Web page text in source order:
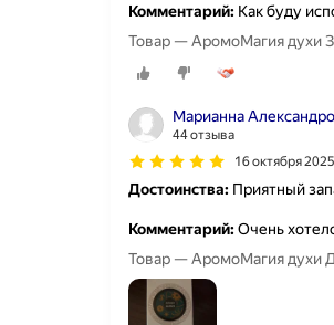
Комментарий: Как буду
Товар — АромоМагия духи
Марианна
44 отзыва
16 октября 2025
Достоинства: Приятный
Комментарий:Очень
Товар — АромоМагия духи